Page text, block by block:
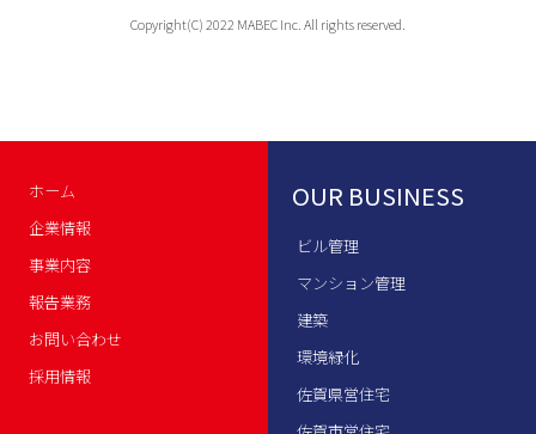
Copyright(C) 2022 MABEC Inc. All rights reserved.
ホーム
企業情報
事業内容
報告業務
お問い合わせ
採用情報
OUR BUSINESS
ビル管理
マンション管理
建築
環境緑化
佐賀県営住宅